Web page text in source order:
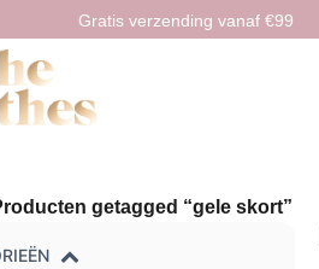
Gratis verzending vanaf €99
getagged “gele skort”